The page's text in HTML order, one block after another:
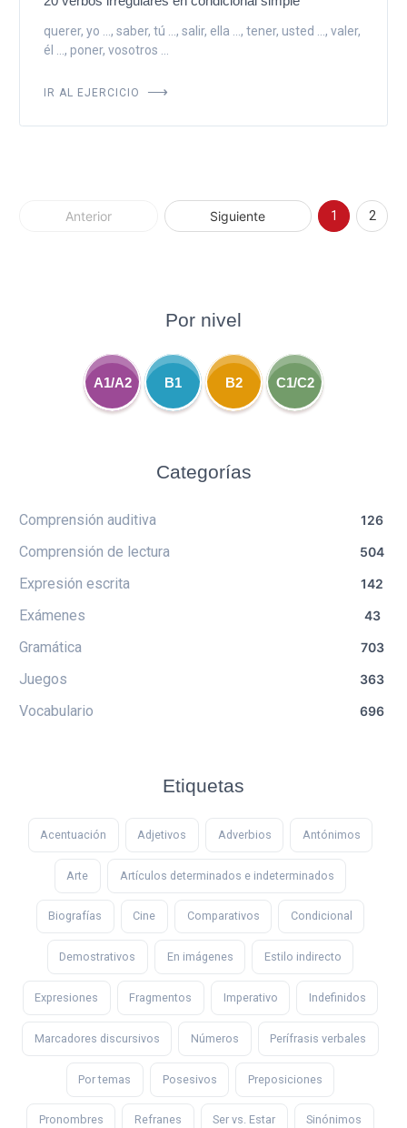
querer, yo ..., saber, tú ..., salir, ella ..., tener, usted ..., valer,
él ..., poner, vosotros ...
IR AL EJERCICIO
Anterior Siguiente 1 2
Por nivel
A1/A2 B1 B2 C1/C2
Categorías
Comprensión auditiva 126
Comprensión de lectura 504
Expresión escrita 142
Exámenes 43
Gramática 703
Juegos 363
Vocabulario 696
Etiquetas
Acentuación Adjetivos Adverbios Antónimos
Arte Artículos determinados e indeterminados
Biografías Cine Comparativos Condicional
Demostrativos En imágenes Estilo indirecto
Expresiones Fragmentos Imperativo Indefinidos
Marcadores discursivos Números Perífrasis verbales
Por temas Posesivos Preposiciones
Pronombres Refranes Ser vs. Estar Sinónimos